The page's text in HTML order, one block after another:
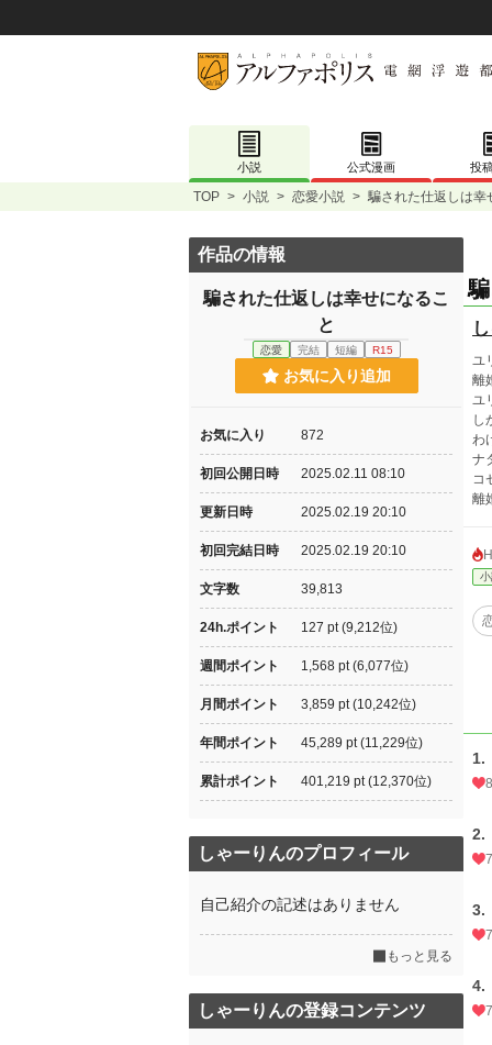
小説 公式漫画 投
TOP > 小説 > 恋愛小説 > 騙された仕返しは幸
ユ
離
ユ
し
わ
ナ
コ
離
小
1.
2.
3.
4.
作品の情報
騙された仕返しは幸せになるこ
と
恋愛 完結 短編 R15
お気に入り追加
お気に入り 872
初回公開日時 2025.02.11 08:10
更新日時 2025.02.19 20:10
初回完結日時 2025.02.19 20:10
文字数 39,813
24h.ポイント 127 pt (9,212位)
週間ポイント 1,568 pt (6,077位)
月間ポイント 3,859 pt (10,242位)
年間ポイント 45,289 pt (11,229位)
累計ポイント 401,219 pt (12,370位)
しゃーりんのプロフィール
自己紹介の記述はありません
もっと見る
しゃーりんの登録コンテンツ